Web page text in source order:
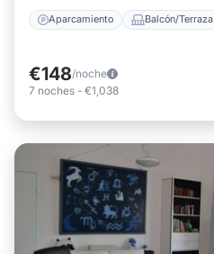
Aparcamiento Balcón/Terraza
€148/noche
7 noches - €1,038